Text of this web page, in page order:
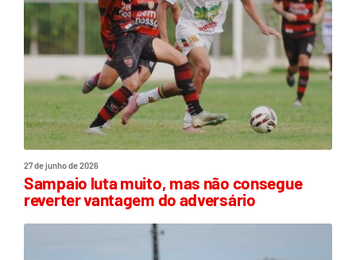
27 de junho de 2026
Sampaio luta muito, mas não consegue
reverter vantagem do adversário